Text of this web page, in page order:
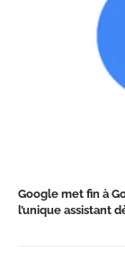
Google met fin à
l’unique assistant